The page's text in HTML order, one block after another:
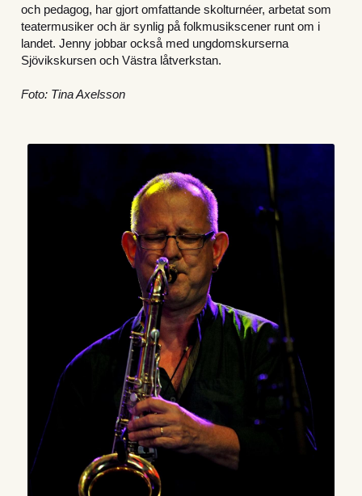
och pedagog, har gjort omfattande skolturnéer, arbetat som
teatermusiker och är synlig på folkmusikscener runt om i
landet. Jenny jobbar också med ungdomskurserna
Sjövikskursen och Västra låtverkstan.
Foto: Tina Axelsson